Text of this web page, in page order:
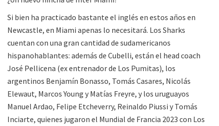
Si bien ha practicado bastante el inglés en estos años en
Newcastle, en Miami apenas lo necesitará. Los Sharks
cuentan con una gran cantidad de sudamericanos
hispanohablantes: además de Cubelli, están el head coach
José Pellicena (ex entrenador de Los Pumitas), los
argentinos Benjamín Bonasso, Tomás Casares, Nicolás
Elewaut, Marcos Young y Matías Freyre, y los uruguayos
Manuel Ardao, Felipe Etcheverry, Reinaldo Piussi y Tomás
Inciarte, quienes jugaron el Mundial de Francia 2023 con Los